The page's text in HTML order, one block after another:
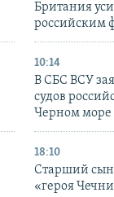
Британия
российским
10:14
В СБС ВСУ
судов
Черном море
18:10
Старший сын
«героя